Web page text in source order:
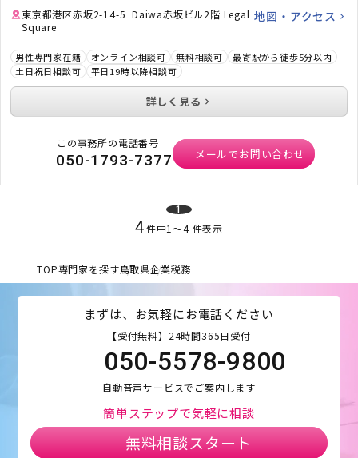
東京都港区赤坂2-14-5 Daiwa赤坂ビル2階 Legal
Square
地図・アクセス
男性専門家在籍 オンライン相談可 無料相談可
最寄駅から徒歩5分以内
土日祝日相談可
平日19時以降相談可
詳しく見る
この事務所の電話番号
050-1793-7377 メールでお問い合わせ
1
4件中1〜4件表示
TOP専門家を探す鳥取県企業税務
まずは、お気軽にお電話ください
【受付無料】24時間365日受付
050-5578-9800
自動音声サービスでご案内します
簡単ステップで気軽に相談
無料相談スタート